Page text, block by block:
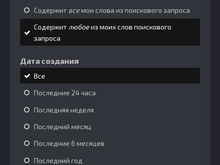
Содержит всемои слова из поискового запроса
Содержитлюбоеиз моих слов поискового
запроса
Дата создания
Все
Последние 24 часа
Последняя неделя
Последний месяц
Последние 6 месяцев
Последний год